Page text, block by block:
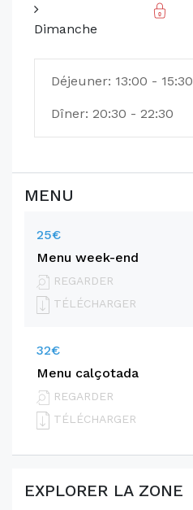
Dimanche
Déjeuner: 13:00 - 15:30
Dîner: 20:30 - 22:30
MENU
25€
Menu week-end
REGARDER
TÉLÉCHARGER
32€
Menu calçotada
REGARDER
TÉLÉCHARGER
EXPLORER LA ZONE